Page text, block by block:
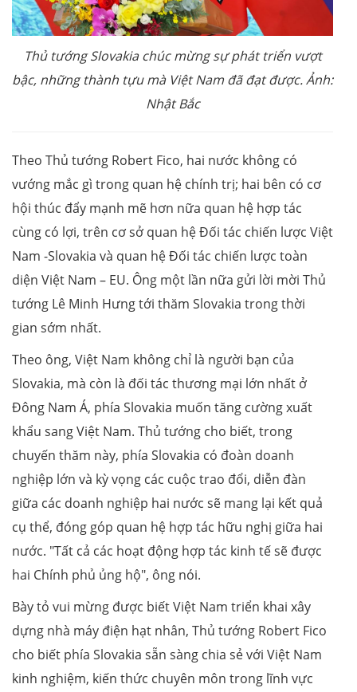
Thủ tướng Slovakia chúc mừng sự phát triển vượt
bậc, những thành tựu mà Việt Nam đã đạt được. Ảnh:
Nhật Bắc
Theo Thủ tướng Robert Fico, hai nước không có
vướng mắc gì trong quan hệ chính trị; hai bên có cơ
hội thúc đẩy mạnh mẽ hơn nữa quan hệ hợp tác
cùng có lợi, trên cơ sở quan hệ Đối tác chiến lược Việt
Nam -Slovakia và quan hệ Đối tác chiến lược toàn
diện Việt Nam – EU. Ông một lần nữa gửi lời mời Thủ
tướng Lê Minh Hưng tới thăm Slovakia trong thời
gian sớm nhất.
Theo ông, Việt Nam không chỉ là người bạn của
Slovakia, mà còn là đối tác thương mại lớn nhất ở
Đông Nam Á, phía Slovakia muốn tăng cường xuất
khẩu sang Việt Nam. Thủ tướng cho biết, trong
chuyến thăm này, phía Slovakia có đoàn doanh
nghiệp lớn và kỳ vọng các cuộc trao đổi, diễn đàn
giữa các doanh nghiệp hai nước sẽ mang lại kết quả
cụ thể, đóng góp quan hệ hợp tác hữu nghị giữa hai
nước. "Tất cả các hoạt động hợp tác kinh tế sẽ được
hai Chính phủ ủng hộ", ông nói.
Bày tỏ vui mừng được biết Việt Nam triển khai xây
dựng nhà máy điện hạt nhân, Thủ tướng Robert Fico
cho biết phía Slovakia sẵn sàng chia sẻ với Việt Nam
kinh nghiệm, kiến thức chuyên môn trong lĩnh vực